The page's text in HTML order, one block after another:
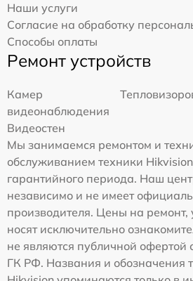
Наши услуги
Согласие на обработку
Способы оплаты
Ремонт устройств
Камер
видеонаблюдения
Видеостен
Мы занимаемся ремонтом и
обслуживанием техники
гарантийного периода. Наш
независимо и не имеет
производителя. Цены на ремонт,
носят исключительно
не являются публичной офертой
ГК РФ. Названия и обозначения